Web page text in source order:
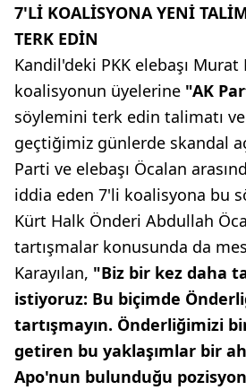
7'Lİ KOALİSYONA YENİ
TERK EDİN
Kandil'deki PKK elebaşı Murat
koalisyonun üyelerine "AK
söylemini terk edin talimatı
geçtiğimiz günlerde skandal
Parti ve elebaşı Öcalan
iddia eden 7'li koalisyona bu
Kürt Halk Önderi Abdullah
tartışmalar konusunda da
Karayılan, "Biz bir kez daha
istiyoruz: Bu biçimde
tartışmayın. Önderliğimizi
getiren bu yaklaşımlar bir
Apo'nun bulunduğu